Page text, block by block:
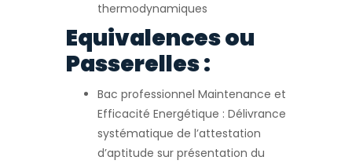
thermodynamiques
Equivalences ou
Passerelles :
Bac professionnel Maintenance et
Efficacité Energétique : Délivrance
systématique de l’attestation
d’aptitude sur présentation du